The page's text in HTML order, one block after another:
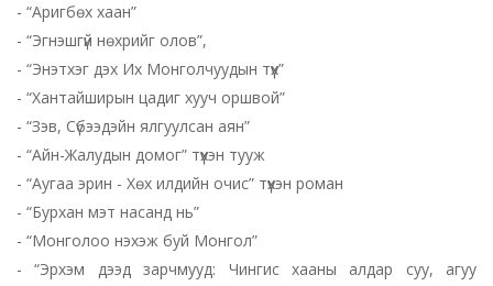
- “Аригбөх хаан”
- “Эгнэшгүй нөхрийг олов”,
- “Энэтхэг дэх Их Монголчуудын түүх”
- “Хантайширын цадиг хууч оршвой”
- “Зэв, Сүбээдэйн ялгуулсан аян”
- “Айн-Жалудын домог” түүхэн тууж
- “Аугаа эрин - Хөх илдийн очис” түүхэн роман
- “Бурхан мэт насанд нь”
- “Монголоо нэхэж буй Монгол”
- “Эрхэм дээд зарчмууд: Чингис хааны алдар суу, агуу